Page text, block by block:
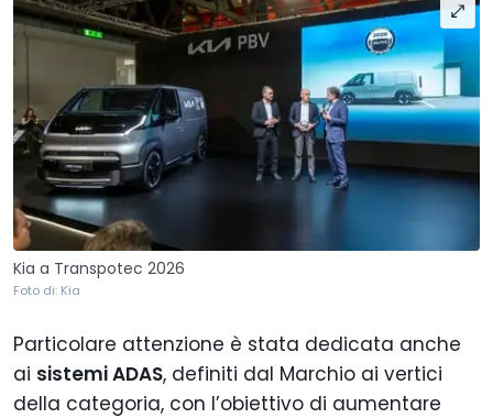
Kia a Transpotec 2026
Foto di: Kia
Particolare attenzione è stata dedicata anche
ai sistemi ADAS, definiti dal Marchio ai vertici
della categoria, con l’obiettivo di aumentare